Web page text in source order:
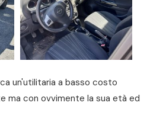
un'utilitaria a basso costo
ma con ovvimente la sua età ed